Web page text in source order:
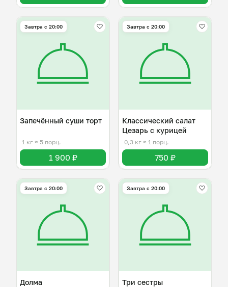
Завтра c 20:00
Запечённый суши торт
1 кг ≈ 5 порц.
1 900 ₽
Завтра c 20:00
Классический салат
Цезарь с курицей
0,3 кг ≈ 1 порц.
750 ₽
Завтра c 20:00
Долма
Завтра c 20:00
Три сестры